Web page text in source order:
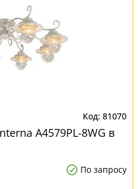
81070
A4579PL-8WG в
По запросу